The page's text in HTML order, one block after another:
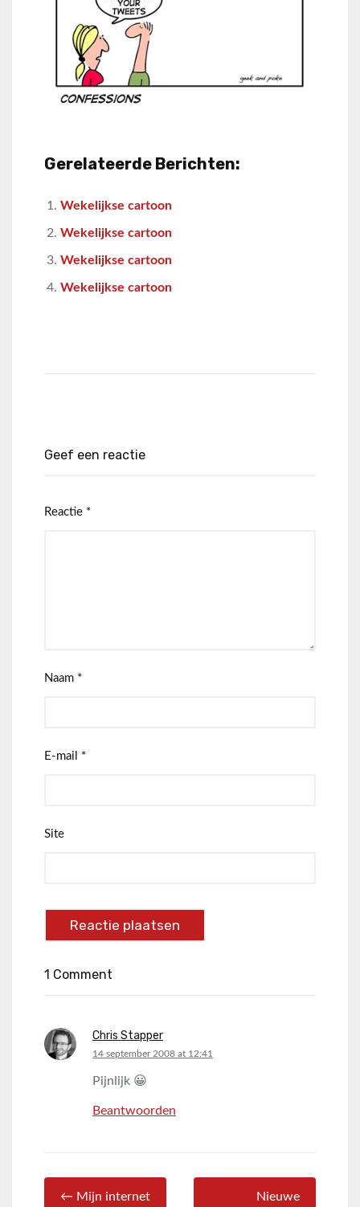
Gerelateerde Berichten:
Wekelijkse cartoon
Wekelijkse cartoon
Wekelijkse cartoon
Wekelijkse cartoon
Geef een reactie
Reactie *
Naam *
E-mail *
Site
1 Comment
Chris Stapper
says:
14 september 2008 at 12:41
Pijnlijk 😀
Beantwoorden
← Mijn internet
Nieuwe